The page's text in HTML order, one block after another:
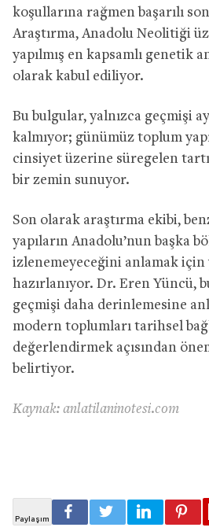
koşullarına rağmen başarılı
Araştırma, Anadolu Neolitiği
yapılmış en kapsamlı genetik
olarak kabul ediliyor.
Bu bulgular, yalnızca geçmişi
kalmıyor; günümüz toplum
cinsiyet üzerine süregelen
bir zemin sunuyor.
Son olarak araştırma ekibi,
yapıların Anadolu’nun başka
izlenemeyeceğini anlamak
hazırlanıyor. Dr. Eren Yüncü,
geçmişi daha derinlemesine
modern toplumları tarihsel
değerlendirmek açısından
belirtiyor.
Kaynak: anlatilaninotesi.com